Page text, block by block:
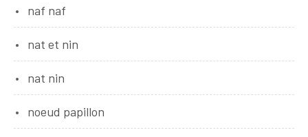
naf naf
nat et nin
nat nin
noeud papillon